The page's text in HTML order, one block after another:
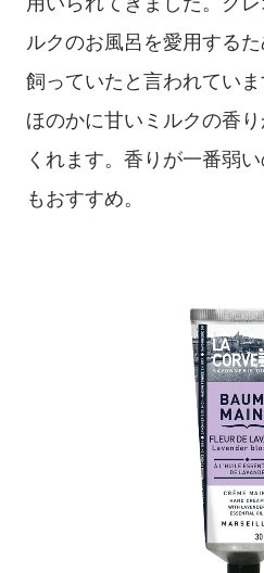
ルクのお風呂を愛用する
飼っていたと言われていま
ほのかに甘いミルクの香
くれます。香りが一番弱
もおすすめ。